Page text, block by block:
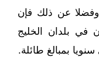
وفضلا عن ذلك فإن
في بلدان الخليج
بمبالغ طائلة.